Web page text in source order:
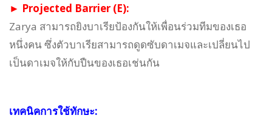
► Projected Barrier (E):
Zarya สามารถยิงบาเรียป้องกันให้เพื่อนร่วมทีมของเธอ
หนึ่งคน ซึ่งตัวบาเรียสามารถดูดซับดาเมจและเปลี่ยนไป
เป็นดาเมจให้กับปืนของเธอเช่นกัน
เทคนิคการใช้ทักษะ: